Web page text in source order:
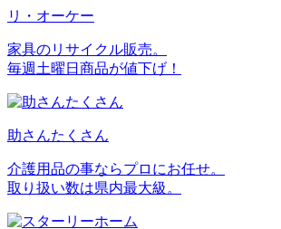
リ・オーケー
家具のリサイクル販売。
毎週土曜日商品が値下げ！
助さんたくさん
介護用品の事ならプロにお任せ。
取り扱い数は県内最大級。